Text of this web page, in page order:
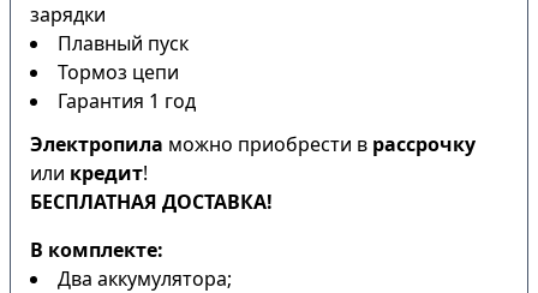
зарядки
Плавный пуск
Тормоз цепи
Гарантия 1 год
Электропила можно приобрести в рассрочку
или кредит!
БЕСПЛАТНАЯ ДОСТАВКА!
В комплекте:
Два аккумулятора;